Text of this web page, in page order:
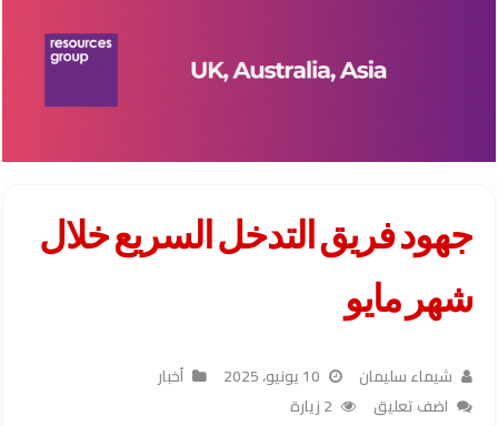
جهود فريق التدخل السريع خلال
شهر مايو
شيماء سليمان 10 يونيو، 2025
أخبار
اضف تعليق
2 زيارة